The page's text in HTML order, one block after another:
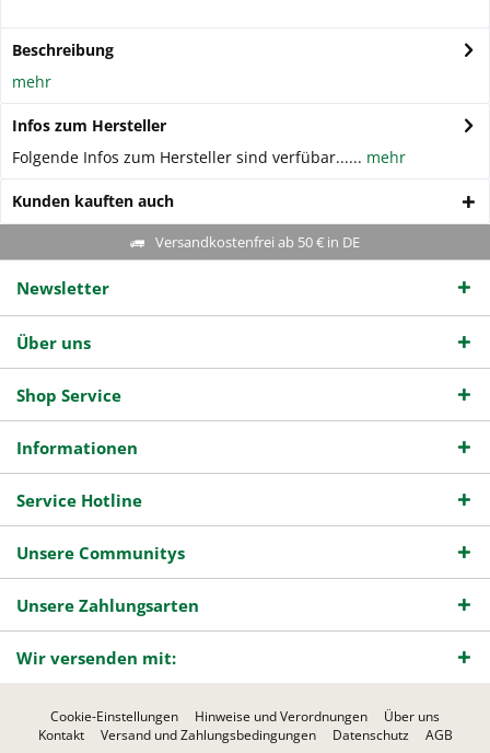
Beschreibung
mehr
Infos zum Hersteller
Folgende Infos zum Hersteller sind verfübar...... mehr
Kunden kauften auch
Versandkostenfrei ab 50 € in DE
Newsletter
Über uns
Shop Service
Informationen
Service Hotline
Unsere Communitys
Unsere Zahlungsarten
Wir versenden mit:
Cookie-Einstellungen Hinweise und Verordnungen
Über uns
Kontakt
Versand und Zahlungsbedingungen Datenschutz AGB